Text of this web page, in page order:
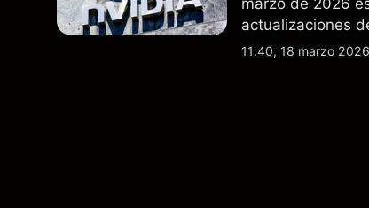
marzo de 2026
actualizaciones
exportaciones
11:40, 18 marzo 2026